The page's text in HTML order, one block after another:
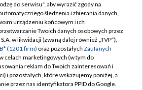
TVP
TVP
Cyfrowa
Regulamin TVP
Polityka prywatności
Moje zgody
Pomoc
do serwisu", aby wyrazić zgody na
śledzenia i zbierania danych,
urządzeniu końcowym i ich
Twoich danych osobowych przez
w likwidacji (zwaną dalej również „TVP”),
(1201 firm) oraz pozostałych Zaufanych
celach marketingowych (w tym do
reklam do Twoich zainteresowań i
i pozostałych, które wskazujemy poniżej, a
przez nas identyfikatora PPID do Google.